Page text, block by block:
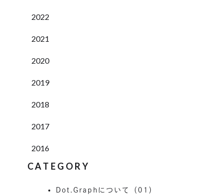
2022
2021
2020
2019
2018
2017
2016
CATEGORY
Dot.Graphについて（01）